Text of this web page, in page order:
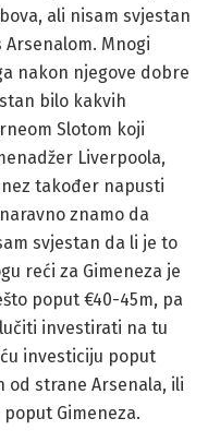
ali nisam svjestan
Mnogi
nakon njegove dobre
bilo kakvih
Slotom koji
Liverpoola,
također napusti
znamo da
svjestan da li je to
reći za Gimeneza je
poput €40-45m, pa
investirati na tu
investiciju poput
od strane Arsenala, ili
Gimeneza.